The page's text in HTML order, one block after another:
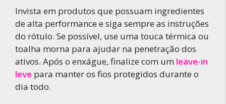
Invista em produtos que possuam ingredientes
de alta performance e siga sempre as instruções
do rótulo. Se possível, use uma touca térmica ou
toalha morna para ajudar na penetração dos
ativos. Após o enxágue, finalize com um leave-in
leve para manter os fios protegidos durante o
dia todo.